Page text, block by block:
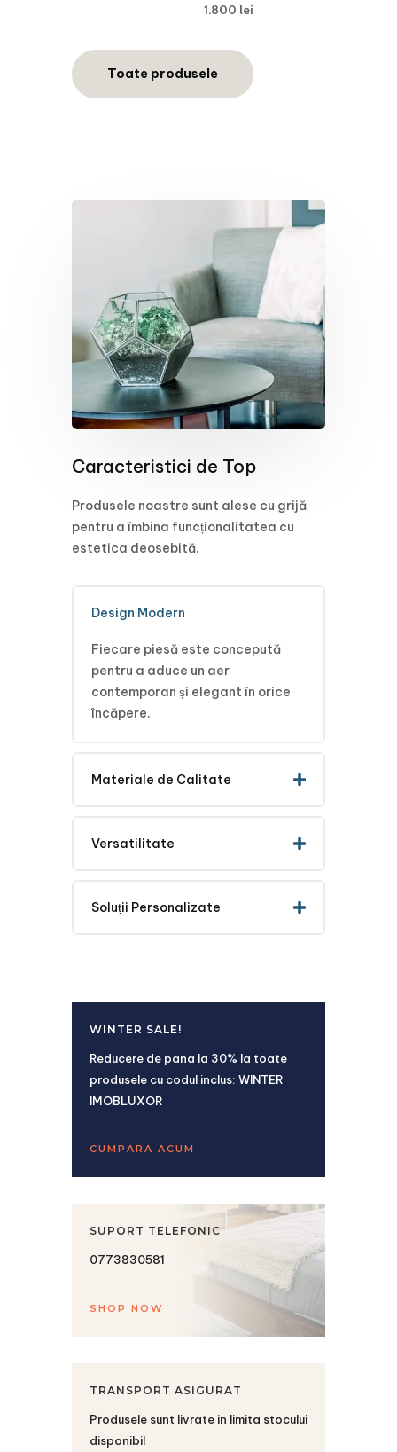
1.800 lei
Toate produsele
Caracteristici de Top
Produsele noastre sunt alese cu grijă
pentru a îmbina funcționalitatea cu
estetica deosebită.
Design Modern
Fiecare piesă este concepută
pentru a aduce un aer
contemporan și elegant în orice
încăpere.
Materiale de Calitate
Versatilitate
Soluții Personalizate
WINTER SALE!
Reducere de pana la 30% la toate
produsele cu codul inclus: WINTER
IMOBLUXOR
CUMPARA ACUM
SUPORT TELEFONIC
0773830581
SHOP NOW
TRANSPORT ASIGURAT
Produsele sunt livrate in limita stocului
disponibil